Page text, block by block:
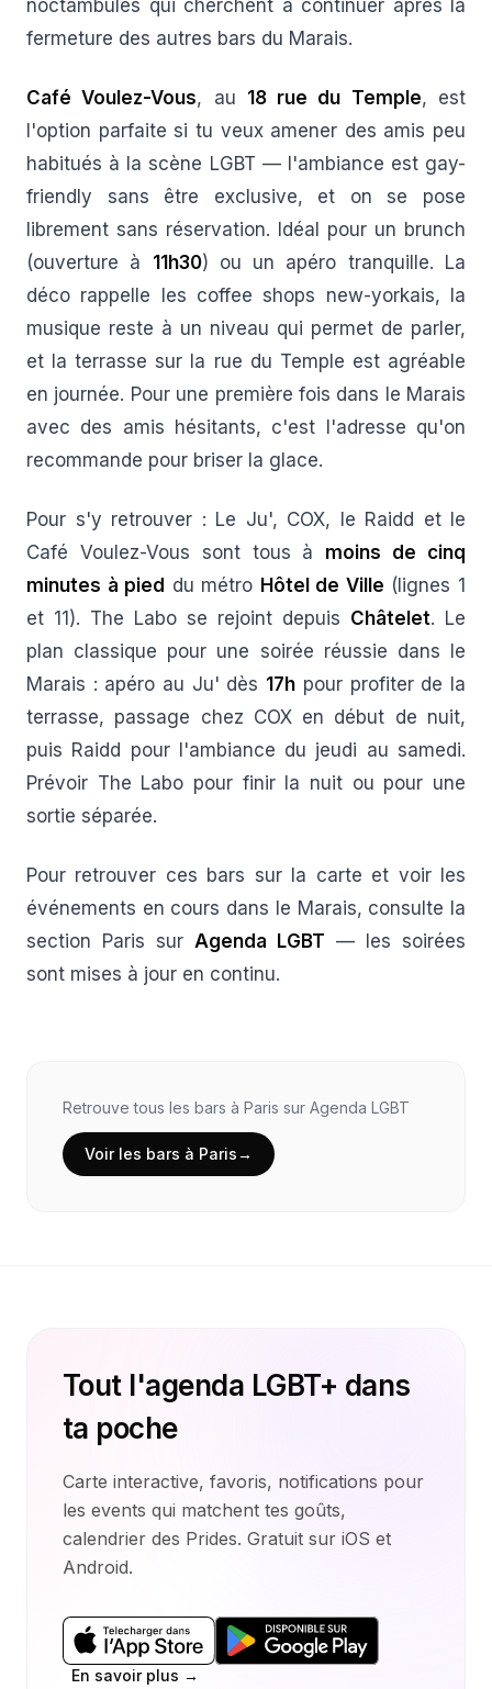
noctambules qui cherchent à continuer après la
fermeture des autres bars du Marais.
Café Voulez-Vous, au 18 rue du Temple, est
l'option parfaite si tu veux amener des amis peu
habitués à la scène LGBT — l'ambiance est gay-
friendly sans être exclusive, et on se pose
librement sans réservation. Idéal pour un brunch
(ouverture à 11h30) ou un apéro tranquille. La
déco rappelle les coffee shops new-yorkais, la
musique reste à un niveau qui permet de parler,
et la terrasse sur la rue du Temple est agréable
en journée. Pour une première fois dans le Marais
avec des amis hésitants, c'est l'adresse qu'on
recommande pour briser la glace.
Pour s'y retrouver : Le Ju', COX, le Raidd et le
Café Voulez-Vous sont tous à moins de cinq
minutes à pied du métro Hôtel de Ville (lignes 1
et 11). The Labo se rejoint depuis Châtelet. Le
plan classique pour une soirée réussie dans le
Marais : apéro au Ju' dès 17h pour profiter de la
terrasse, passage chez COX en début de nuit,
puis Raidd pour l'ambiance du jeudi au samedi.
Prévoir The Labo pour finir la nuit ou pour une
sortie séparée.
Pour retrouver ces bars sur la carte et voir les
événements en cours dans le Marais, consulte la
section Paris sur Agenda LGBT — les soirées
sont mises à jour en continu.
Retrouvetous les bars à Paris sur Agenda LGBT
Voir les bars à Paris→
Tout l'agenda LGBT+ dans
ta poche
Carte interactive, favoris, notifications pour
les events qui matchent tes goûts,
calendrier des Prides. Gratuit sur iOS et
Android.
En savoir plus →